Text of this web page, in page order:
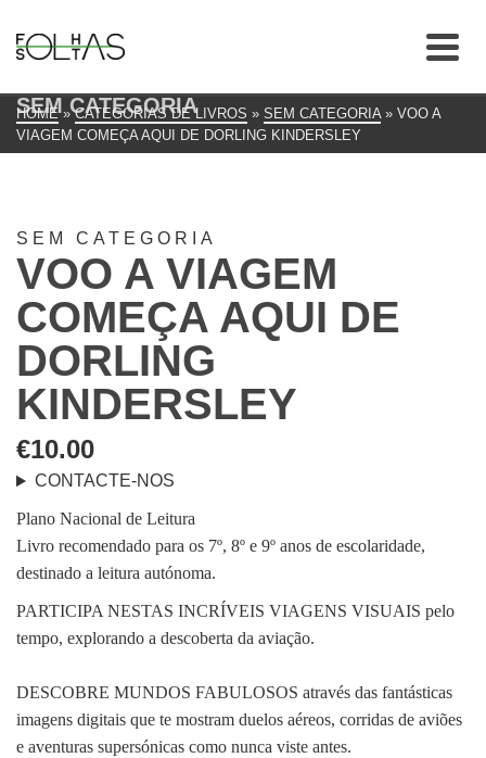
SEM CATEGORIA
HOME » CATEGORIAS DE LIVROS » SEM CATEGORIA » VOO A
VIAGEM COMEÇA AQUI DE DORLING KINDERSLEY
SEM CATEGORIA
VOO A VIAGEM
COMEÇA AQUI DE
DORLING
KINDERSLEY
€10.00
CONTACTE-NOS
Plano Nacional de Leitura
Livro recomendado para os 7º, 8º e 9º anos de escolaridade,
destinado a leitura autónoma.
PARTICIPA NESTAS INCRÍVEIS VIAGENS VISUAIS pelo
tempo, explorando a descoberta da aviação.
DESCOBRE MUNDOS FABULOSOS através das fantásticas
imagens digitais que te mostram duelos aéreos, corridas de aviões
e aventuras supersónicas como nunca viste antes.